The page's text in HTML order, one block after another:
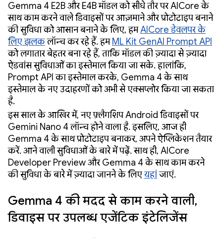
Gemma 4 E2B और E4B मॉडल को सीधे तौर पर AICore के
साथ काम करने वाले डिवाइसों पर आज़माने और प्रोटोटाइप बनाने
की सुविधा को आसान बनाने के लिए, हमAICore डेवलपर के
लिए झलकलॉन्च कर रहे हैं. हम ML Kit GenAI Prompt API
को लगातार बेहतर बना रहे हैं, ताकि मॉडल की ज़्यादा से ज़्यादा
ऐडवांस सुविधाओं का इस्तेमाल किया जा सके. हालांकि,
Prompt API का इस्तेमाल करके, Gemma 4 के साथ
इस्तेमाल के नए उदाहरणों को अभी से एक्सप्लोर किया जा सकता
है.
इस साल के आखिर में, नए फ़्लैगशिप Android डिवाइसों पर
Gemini Nano 4 लॉन्च होने वाला है. इसलिए, आज ही
Gemma 4 के साथ प्रोटोटाइप बनाकर, अपने ऐप्लिकेशन तैयार
करें. आने वाली सुविधाओं के बारे में पढ़ें. साथ ही, AICore
Developer Preview और Gemma 4 के साथ काम करने
की सुविधा के बारे में ज़्यादा जानने के लिएयहांजाएं.
Gemma 4 की मदद से काम करने वाली,
डिवाइस पर उपलब्ध एजेंटिक इंटेलिजेंस